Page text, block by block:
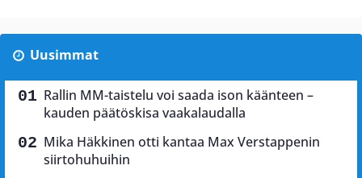
Uusimmat
Rallin MM-taistelu voi saada ison käänteen –
kauden päätöskisa vaakalaudalla
Mika Häkkinen otti kantaa Max Verstappenin
siirtohuhuihin